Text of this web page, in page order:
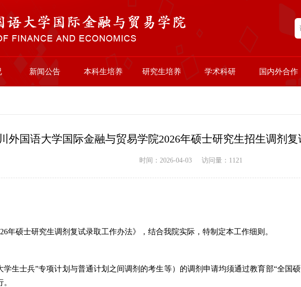
新闻公告 本科生培养 研究生培养 学术科研 国内外合作
外国语大学国际金融与贸易学院2026年硕士研究生招生调剂
时间：2026-04-03 访问量： 1121
年硕士研究生调剂复试录取工作办法》，结合我院实际，特制定本工作细则。
学生士兵”专项计划与普通计划之间调剂的考生等）的调剂申请均须通过教育部“全国硕